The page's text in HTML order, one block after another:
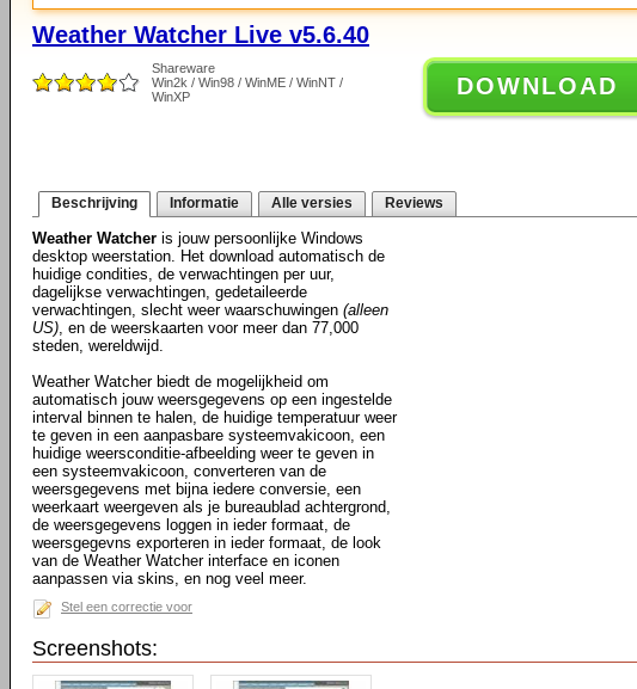
Weather Watcher Live v5.6.40
Shareware
Win2k / Win98 / WinME / WinNT /
WinXP
DOWNLOAD
Beschrijving Informatie Alle versies Reviews
Weather Watcher is jouw persoonlijke Windows
desktop weerstation. Het download automatisch de
huidige condities, de verwachtingen per uur,
dagelijkse verwachtingen, gedetaileerde
verwachtingen, slecht weer waarschuwingen (alleen
US), en de weerskaarten voor meer dan 77,000
steden, wereldwijd.
Weather Watcher biedt de mogelijkheid om
automatisch jouw weersgegevens op een ingestelde
interval binnen te halen, de huidige temperatuur weer
te geven in een aanpasbare systeemvakicoon, een
huidige weersconditie-afbeelding weer te geven in
een systeemvakicoon, converteren van de
weersgegevens met bijna iedere conversie, een
weerkaart weergeven als je bureaublad achtergrond,
de weersgegevens loggen in ieder formaat, de
weersgegevns exporteren in ieder formaat, de look
van de Weather Watcher interface en iconen
aanpassen via skins, en nog veel meer.
Stel een correctie voor
Screenshots: